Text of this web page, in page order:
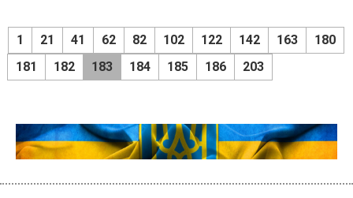
1 21 41 62 82 102 122 142 163
180
181
182 183 184 185 186 203